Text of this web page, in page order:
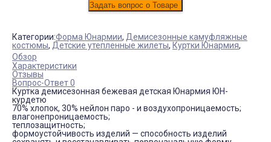
Категории:Форма Юнармии, Демисезонные камуфляжные
костюмы, Детские утепленные жилеты, Куртки Юнармия,
Обзор
Характеристики
Отзывы
Вопрос-Ответ 0
Куртка демисезонная бежевая детская Юнармия ЮН-
курдетю
70% хлопок, 30% нейлон паро - и воздухопроницаемость;
влагонепроницаемость;
теплозащитность;
формоустойчивость изделий — способность изделий